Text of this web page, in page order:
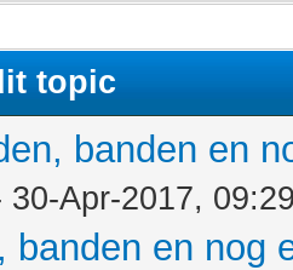
topic
banden en
30-Apr-2017,
banden en nog